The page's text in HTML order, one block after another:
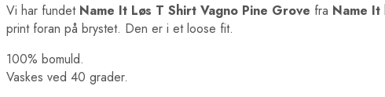
Vi har fundet Name It Løs T Shirt Vagno Pine Grove fra Name It
print foran på brystet. Den er i et loose fit.
100% bomuld.
Vaskes ved 40 grader.